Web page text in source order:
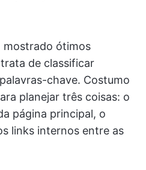
mostrado ótimos
de classificar
chave. Costumo
planejar três coisas: o
página principal, o
links internos entre as